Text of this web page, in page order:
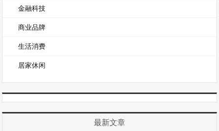
金融科技
商业品牌
生活消费
居家休闲
最新文章